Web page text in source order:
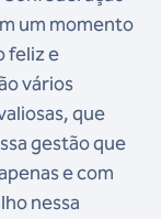
um momento
feliz e
vários
que
gestão que
e com
nessa